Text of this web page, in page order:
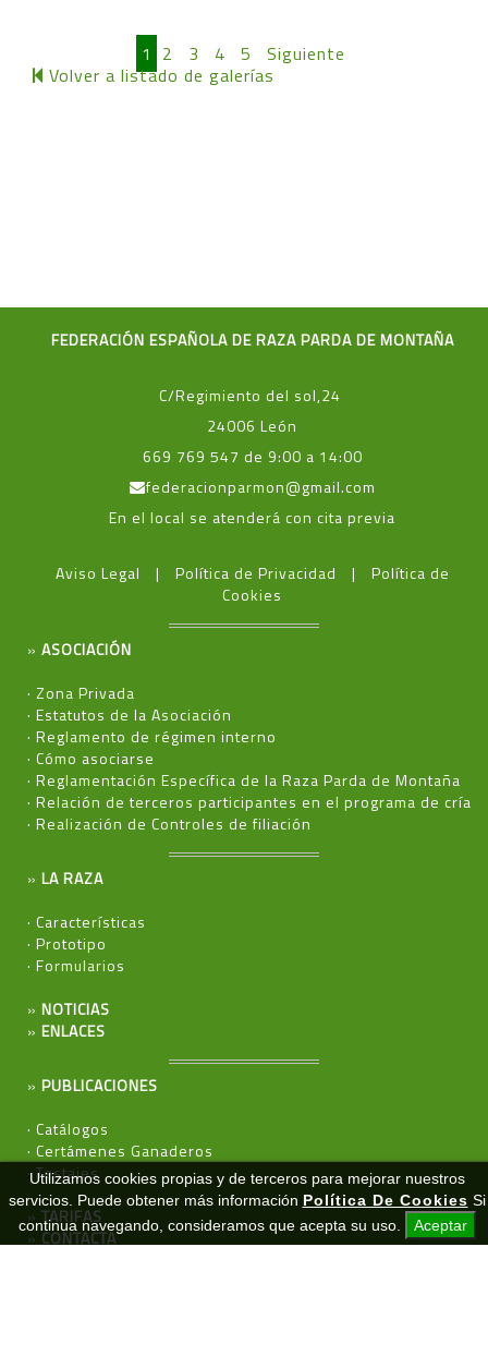
1 2 3 4 5
Siguiente
Volver a listado de galerías
FEDERACIÓN ESPAÑOLA DE RAZA PARDA DE MONTAÑA
C/Regimiento del sol,24
24006 León
669 769 547 de 9:00 a 14:00
federacionparmon@gmail.com
En el local se atenderá con cita previa
Aviso Legal Política de Privacidad
Política de
Cookies
» ASOCIACIÓN
· Zona Privada
· Estatutos de la Asociación
· Reglamento de régimen interno
· Cómo asociarse
· Reglamentación Específica de la Raza Parda de Montaña
· Relación de terceros participantes en el programa de cría
· Realización de Controles de filiación
» LA RAZA
· Características
· Prototipo
· Formularios
» NOTICIAS
» ENLACES
» PUBLICACIONES
· Catálogos
· Certámenes Ganaderos
·Testajes
» TARIFAS
»CONTACTA
Utilizamos cookies propias y de terceros para mejorar nuestros
servicios. Puede obtener más información Política De Cookies Si
continua navegando, consideramos que acepta su uso.
Aceptar